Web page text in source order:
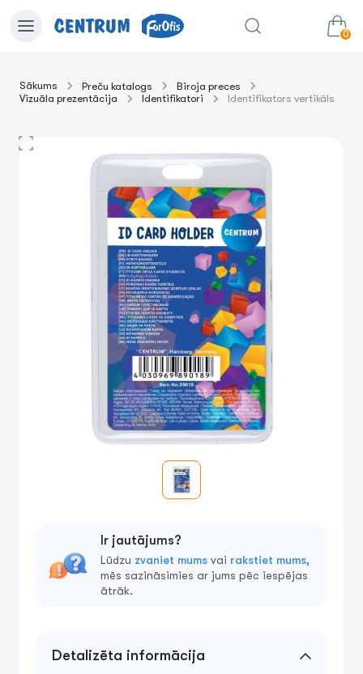
0
uz grozu Summa:0.00€
Sākums Preču katalogs
Biroja preces
Vizuāla prezentācija
Identifikatori Identifikators vertikāls
Ir jautājums?
Lūdzu zvaniet mums vai rakstiet mums,
mēs sazināsimies ar jums pēc iespējas
ātrāk.
Detalizēta informācija